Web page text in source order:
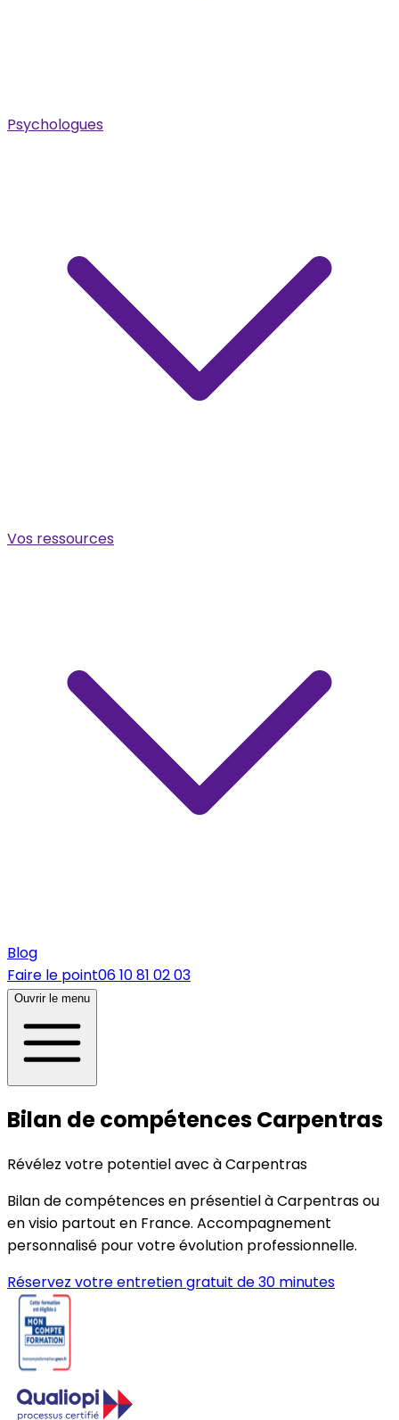
Psychologues
Vos ressources
Blog
Faire le point06 10 81 02 03
Ouvrir le menu
Bilan de compétences Carpentras
Révélez votre potentiel avec à Carpentras
Bilan de compétences en présentiel à Carpentras ou
en visio partout en France. Accompagnement
personnalisé pour votre évolution professionnelle.
Réservez votre entretien gratuit de 30 minutes